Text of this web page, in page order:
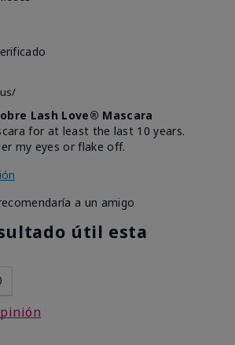
Lash Love® Mascara
for at least the last 10 years.
my eyes or flake off.
a un amigo
útil esta